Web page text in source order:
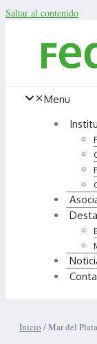
Saltar al contenido
Menu
Inicio /Mar del Plata